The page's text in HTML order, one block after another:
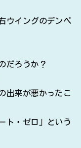
ウイングのデンベ
だろうか？
出来が悪かったこ
ト・ゼロ」という